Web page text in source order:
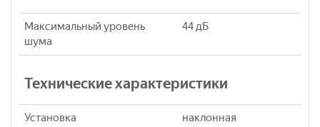
Максимальный уровень
шума
44 дБ
Технические характеристики
Установка наклонная